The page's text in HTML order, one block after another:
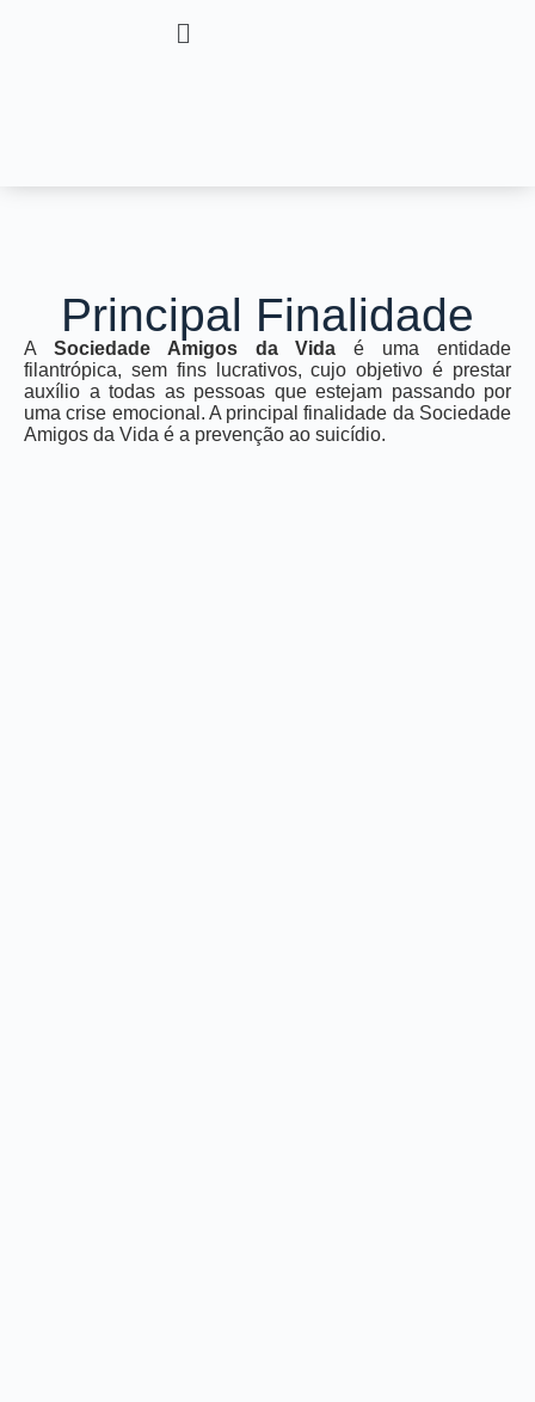
Principal Finalidade
A Sociedade Amigos da Vida é uma entidade
filantrópica, sem fins lucrativos, cujo objetivo é prestar
auxílio a todas as pessoas que estejam passando por
uma crise emocional. A principal finalidade da Sociedade
Amigos da Vida é a prevenção ao suicídio.